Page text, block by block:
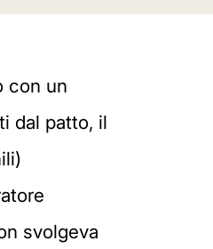
con un
dal patto, il
svolgeva